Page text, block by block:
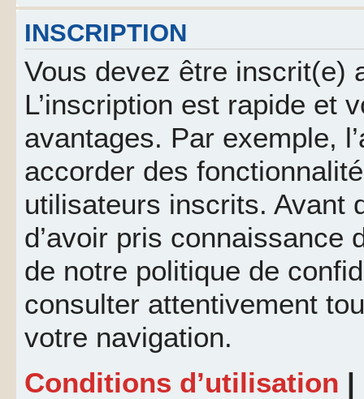
INSCRIPTION
Vous devez être inscrit(e)
L’inscription est rapide et
avantages. Par exemple,
accorder des
utilisateurs inscrits. Avant
d’avoir pris connaissance
de notre politique de
consulter attentivement
votre navigation.
Conditions d’utilisation |